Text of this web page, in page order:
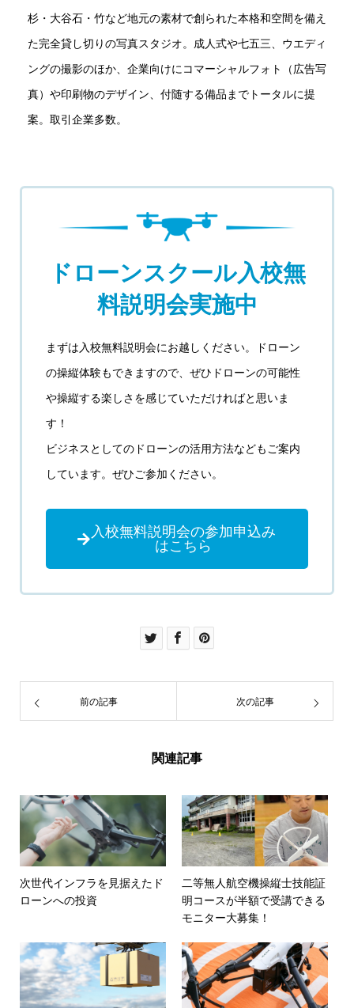
杉・大谷石・竹など地元の素材で創られた本格和空間を備え
た完全貸し切りの写真スタジオ。成人式や七五三、ウエディ
ングの撮影のほか、企業向けにコマーシャルフォト（広告写
真）や印刷物のデザイン、付随する備品までトータルに提
案。取引企業多数。
ドローンスクール入校無
料説明会実施中
まずは入校無料説明会にお越しください。ドローン
の操縦体験もできますので、ぜひドローンの可能性
や操縦する楽しさを感じていただければと思いま
す！
ビジネスとしてのドローンの活用方法などもご案内
しています。ぜひご参加ください。
入校無料説明会の参加申込み
はこちら
前の記事 次の記事
関連記事
次世代インフラを見据えたド
ローンへの投資
二等無人航空機操縦士技能証
明コースが半額で受講できる
モニター大募集！